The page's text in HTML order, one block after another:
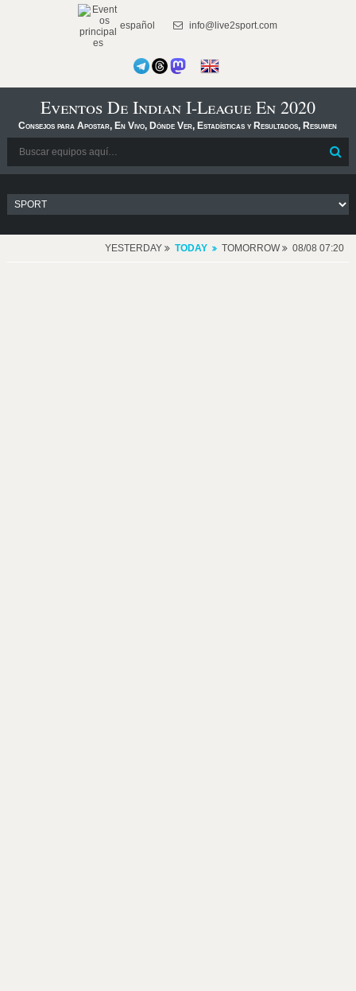
español info@live2sport.com
Eventos De Indian I-League En 2020
Consejos para Apostar, En Vivo, Dónde Ver, Estadísticas y Resultados, Resumen
YESTERDAY TODAY TOMORROW 08/08 07:20